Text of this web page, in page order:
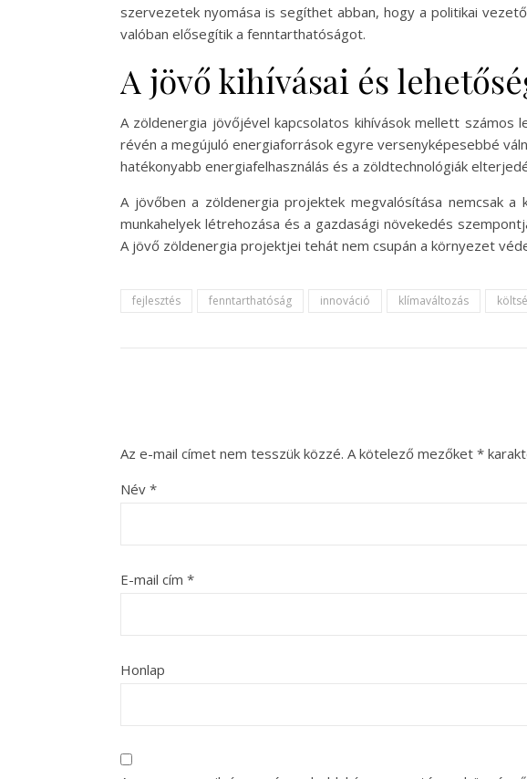
szervezetek nyomása is segíthet abban, hogy a politikai
valóban elősegítik a fenntarthatóságot.
A jövő kihívásai és
A zöldenergia jövőjével kapcsolatos kihívások mellett
révén a megújuló energiaforrások egyre versenyképesebbé
hatékonyabb energiafelhasználás és a zöldtechnológiák
A jövőben a zöldenergia projektek megvalósítása nemcsak
munkahelyek létrehozása és a gazdasági növekedés
A jövő zöldenergia projektjei tehát nem csupán a környezet
fejlesztés fenntarthatóság innováció klímaváltozás
Az e-mail címet nem tesszük közzé. A kötelező mezőket *
Név *
E-mail cím *
Honlap